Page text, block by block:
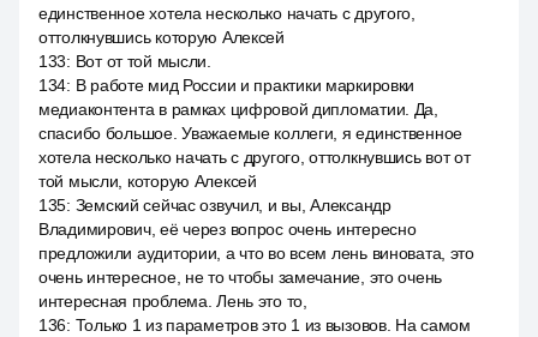
единственное хотела несколько начать с другого,
оттолкнувшись которую Алексей
133: Вот от той мысли.
134: В работе мид России и практики маркировки
медиаконтента в рамках цифровой дипломатии. Да,
спасибо большое. Уважаемые коллеги, я единственное
хотела несколько начать с другого, оттолкнувшись вот от
той мысли, которую Алексей
135: Земский сейчас озвучил, и вы, Александр
Владимирович, её через вопрос очень интересно
предложили аудитории, а что во всем лень виновата, это
очень интересное, не то чтобы замечание, это очень
интересная проблема. Лень это то,
136: Только 1 из параметров это 1 из вызовов. На самом